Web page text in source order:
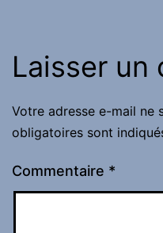
Laisser un
Votre adresse e-mail ne
obligatoires sont
Commentaire *